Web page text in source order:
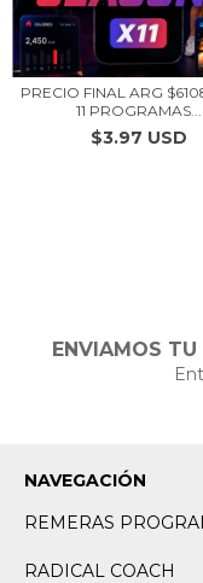
PRECIO FINAL ARG
11 PROGRAMAS...
$3.97 USD
ENVIAMOS TU
NAVEGACIÓN
REMERAS
RADICAL COACH